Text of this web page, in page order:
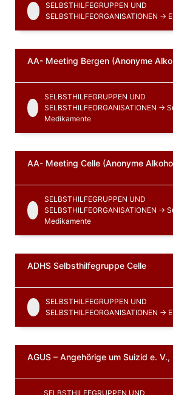
SELBSTHILFEGRUPPEN UND
SELBSTHILFEORGANISATIONEN ->
AA- Meeting Bergen (Anonyme
SELBSTHILFEGRUPPEN UND
SELBSTHILFEORGANISATIONEN ->
Medikamente
AA- Meeting Celle (Anonyme
SELBSTHILFEGRUPPEN UND
SELBSTHILFEORGANISATIONEN ->
Medikamente
ADHS Selbsthilfegruppe Celle
SELBSTHILFEGRUPPEN UND
SELBSTHILFEORGANISATIONEN ->
AGUS – Angehörige um Suizid e. V.,
SELBSTHILFEGRUPPEN UND